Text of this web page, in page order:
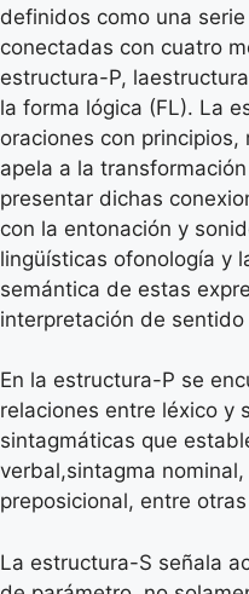
definidos como una
conectadas con cuatro
estructura-P,
la forma lógica (FL). La
oraciones con
apela a la
presentar dichas
con la entonación y
lingüísticas ofonología y
semántica de estas
interpretación de
En la estructura-P se
relaciones entre léxico y
sintagmáticas que
verbal,sintagma
preposicional, entre
La estructura-S señala